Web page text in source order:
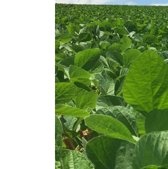
Embora o
ritmo foi
No milho, a
pontos
permanece
produtores diante
Para Rafael
expectativas
sustentado pela